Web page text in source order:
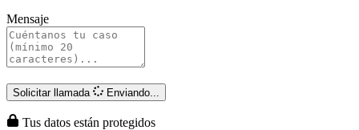
Mensaje
Solicitar llamada Enviando...
Tus datos están protegidos